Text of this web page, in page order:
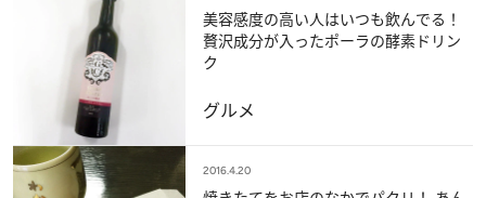
美容感度の高い人はいつも飲んでる！
贅沢成分が入ったポーラの酵素ドリン
ク
グルメ
2016.4.20